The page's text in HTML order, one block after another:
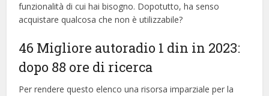
funzionalità di cui hai bisogno. Dopotutto, ha senso
acquistare qualcosa che non è utilizzabile?
46 Migliore autoradio 1 din in 2023:
dopo 88 ore di ricerca
Per rendere questo elenco una risorsa imparziale per la